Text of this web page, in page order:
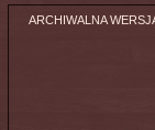
ARCHIWALNA